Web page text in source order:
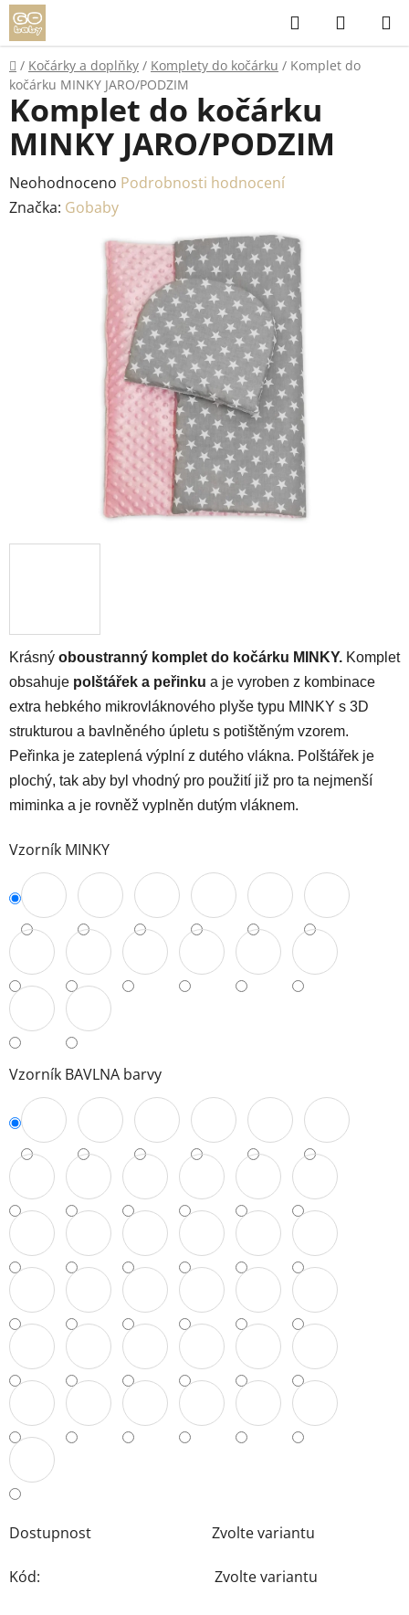
Přejít
na
obsah
Hledat
KOŠÍK
Domů
/ Kočárky a doplňky / Komplety do kočárku / Komplet do
kočárku MINKY JARO/PODZIM
Krásný oboustranný komplet do kočárku MINKY. Komplet
obsahuje polštářek a peřinku a je vyroben z kombinace
extra hebkého mikrovláknového plyše typu MINKY s 3D
strukturou a bavlněného úpletu s potištěným vzorem.
Peřinka je zateplená výplní z dutého vlákna. Polštářek je
plochý, tak aby byl vhodný pro použití již pro ta nejmenší
miminka a je rovněž vyplněn dutým vláknem.
Vzorník MINKY
Vzorník BAVLNA barvy
Dostupnost Zvolte variantu
Kód: Zvolte variantu
Komplet do kočárku
MINKY JARO/PODZIM
Průměrné
hodnocení
Neohodnoceno Podrobnosti hodnocení
Značka: Gobaby